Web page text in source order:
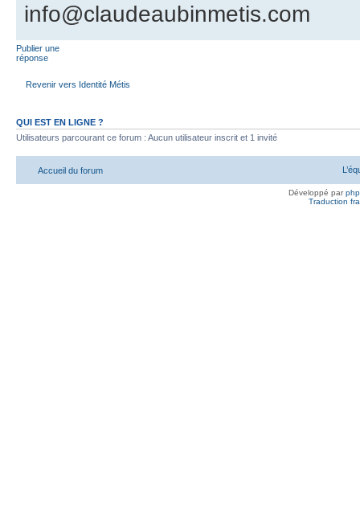
info@claudeaubinmetis.com
Publier une
réponse
Revenir vers Identité Métis
QUI EST EN LIGNE ?
Utilisateurs parcourant ce forum : Aucun utilisateur inscrit et 1 invité
Accueil du forum
Développé par
Traduction